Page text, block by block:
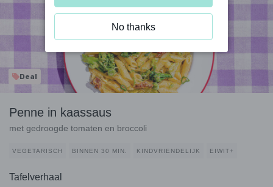
Deal
Penne in kaassaus
met gedroogde tomaten en broccoli
VEGETARISCH BINNEN 30 MIN. KINDVRIENDELIJK EIWIT+
Tafelverhaal
No thanks